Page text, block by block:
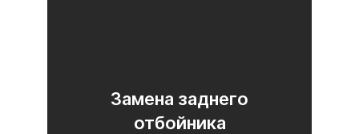
Замена заднего
отбойника